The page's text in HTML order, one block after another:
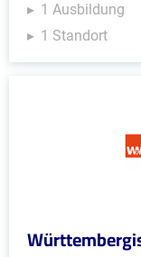
1 Ausbildung
1 Standort